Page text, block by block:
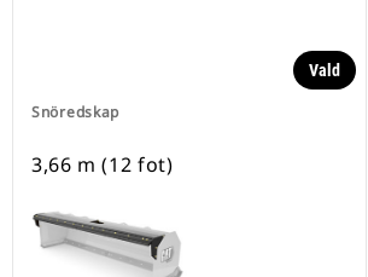
Snöredskap
Vald
3,66 m (12 fot)